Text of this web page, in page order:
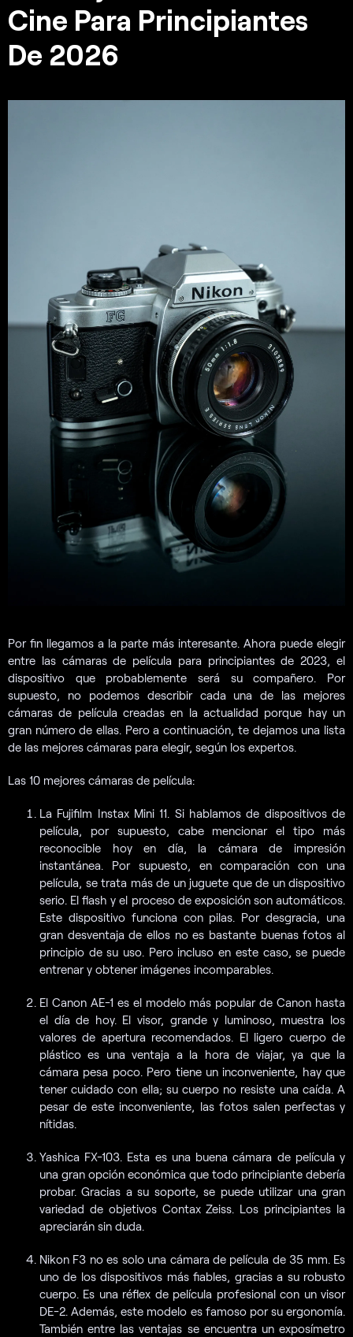
Cine Para Principiantes
De 2026
Por fin llegamos a la parte más interesante. Ahora puede elegir
entre las cámaras de película para principiantes de 2023, el
dispositivo que probablemente será su compañero. Por
supuesto, no podemos describir cada una de las mejores
cámaras de película creadas en la actualidad porque hay un
gran número de ellas. Pero a continuación, te dejamos una lista
de las mejores cámaras para elegir, según los expertos.
Las 10 mejores cámaras de película:
La Fujifilm Instax Mini 11. Si hablamos de dispositivos de
película, por supuesto, cabe mencionar el tipo más
reconocible hoy en día, la cámara de impresión
instantánea. Por supuesto, en comparación con una
película, se trata más de un juguete que de un dispositivo
serio. El flash y el proceso de exposición son automáticos.
Este dispositivo funciona con pilas. Por desgracia, una
gran desventaja de ellos no es bastante buenas fotos al
principio de su uso. Pero incluso en este caso, se puede
entrenar y obtener imágenes incomparables.
El Canon AE-1 es el modelo más popular de Canon hasta
el día de hoy. El visor, grande y luminoso, muestra los
valores de apertura recomendados. El ligero cuerpo de
plástico es una ventaja a la hora de viajar, ya que la
cámara pesa poco. Pero tiene un inconveniente, hay que
tener cuidado con ella; su cuerpo no resiste una caída. A
pesar de este inconveniente, las fotos salen perfectas y
nítidas.
Yashica FX-103. Esta es una buena cámara de película y
una gran opción económica que todo principiante debería
probar. Gracias a su soporte, se puede utilizar una gran
variedad de objetivos Contax Zeiss. Los principiantes la
apreciarán sin duda.
Nikon F3 no es solo una cámara de película de 35 mm. Es
uno de los dispositivos más fiables, gracias a su robusto
cuerpo. Es una réflex de película profesional con un visor
DE-2. Además, este modelo es famoso por su ergonomía.
También entre las ventajas se encuentra un exposímetro